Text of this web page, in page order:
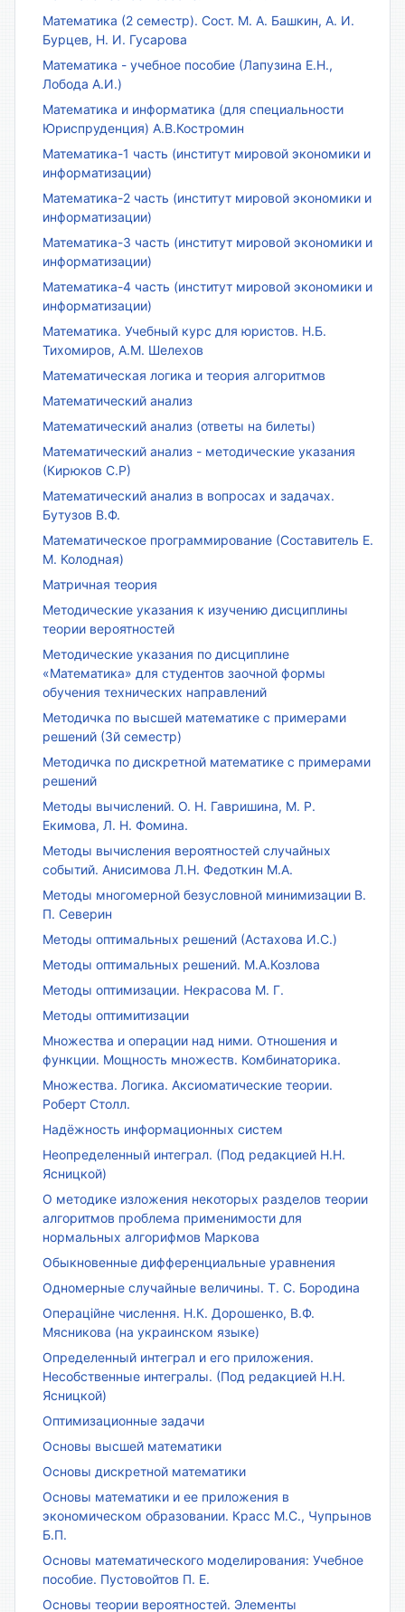
Математика (2 семестр). Сост. М. А. Башкин, А. И.
Бурцев, Н. И. Гусарова
Математика - учебное пособие (Лапузина Е.Н.,
Лобода А.И.)
Математика и информатика (для специальности
Юриспруденция) А.В.Костромин
Математика-1 часть (институт мировой экономики и
информатизации)
Математика-2 часть (институт мировой экономики и
информатизации)
Математика-3 часть (институт мировой экономики и
информатизации)
Математика-4 часть (институт мировой экономики и
информатизации)
Математика. Учебный курс для юристов. Н.Б.
Тихомиров, А.М. Шелехов
Математическая логика и теория алгоритмов
Математический анализ
Математический анализ (ответы на билеты)
Математический анализ - методические указания
(Кирюков С.Р)
Математический анализ в вопросах и задачах.
Бутузов В.Ф.
Математическое программирование (Составитель Е.
М. Колодная)
Матричная теория
Методические указания к изучению дисциплины
теории вероятностей
Методические указания по дисциплине
«Математика» для студентов заочной формы
обучения технических направлений
Методичка по высшей математике с примерами
решений (3й семестр)
Методичка по дискретной математике с примерами
решений
Методы вычислений. О. Н. Гавришина, М. Р.
Екимова, Л. Н. Фомина.
Методы вычисления вероятностей случайных
событий. Анисимова Л.Н. Федоткин М.А.
Методы многомерной безусловной минимизации В.
П. Северин
Методы оптимальных решений (Астахова И.С.)
Методы оптимальных решений. М.А.Козлова
Методы оптимизации. Некрасова М. Г.
Методы оптимитизации
Множества и операции над ними. Отношения и
функции. Мощность множеств. Комбинаторика.
Множества. Логика. Аксиоматические теории.
Роберт Столл.
Надёжность информационных систем
Неопределенный интеграл. (Под редакцией Н.Н.
Ясницкой)
О методике изложения некоторых разделов теории
алгоритмов проблема применимости для
нормальных алгорифмов Маркова
Обыкновенные дифференциальные уравнения
Одномерные случайные величины. Т. С. Бородина
Операційне числення. Н.К. Дорошенко, В.Ф.
Мясникова (на украинском языке)
Определенный интеграл и его приложения.
Несобственные интегралы. (Под редакцией Н.Н.
Ясницкой)
Оптимизационные задачи
Основы высшей математики
Основы дискретной математики
Основы математики и ее приложения в
экономическом образовании. Красс М.С., Чупрынов
Б.П.
Основы математического моделирования: Учебное
пособие. Пустовойтов П. Е.
Основы теории вероятностей. Элементы